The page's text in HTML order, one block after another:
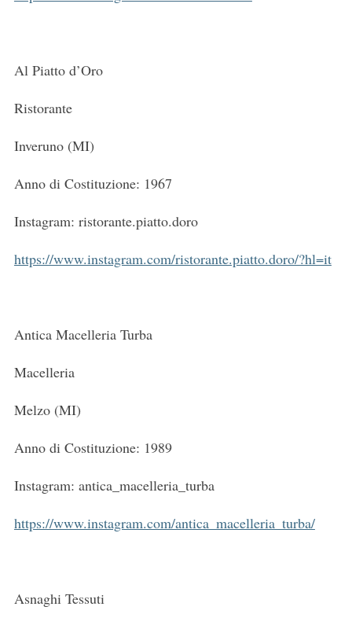
Al Piatto d’Oro
Ristorante
Inveruno (MI)
Anno di Costituzione: 1967
Instagram: ristorante.piatto.doro
https://www.instagram.com/ristorante.piatto.doro/?hl=it
Antica Macelleria Turba
Macelleria
Melzo (MI)
Anno di Costituzione: 1989
Instagram: antica_macelleria_turba
https://www.instagram.com/antica_macelleria_turba/
Asnaghi Tessuti